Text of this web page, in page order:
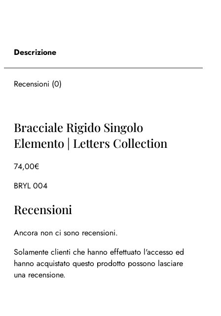
Descrizione
Recensioni (0)
Bracciale Rigido Singolo
Elemento | Letters Collection
74,00€
BRYL 004
Recensioni
Ancora non ci sono recensioni.
Solamente clienti che hanno effettuato l'accesso ed
hanno acquistato questo prodotto possono lasciare
una recensione.